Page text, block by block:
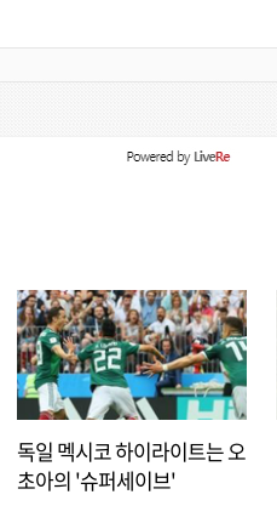
독일 멕시코 하이라이트는 오
초아의 '슈퍼세이브'